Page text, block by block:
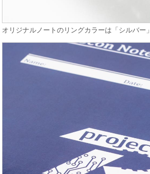
オリジナルノートのリングカラーは「シルバー」